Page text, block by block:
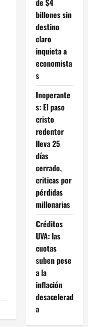
billones sin
destino
claro
inquieta a
economista
s
Inoperante
s: El paso
cristo
redentor
lleva 25
días
cerrado,
criticas por
pérdidas
millonarias
Créditos
UVA: las
cuotas
suben pese
a la
inflación
desacelerad
a